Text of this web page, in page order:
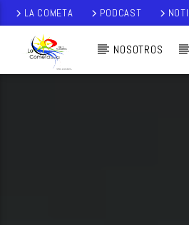
LA COMETA PODCAST
NOSOTROS